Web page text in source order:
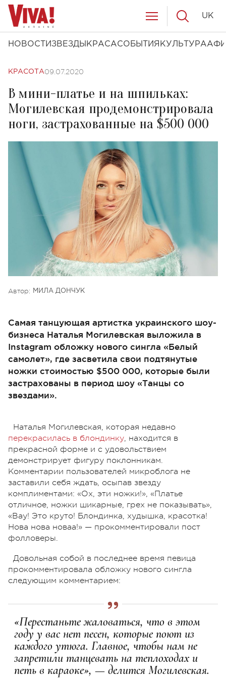
НОВОСТИ ЗВЕЗДЫ КРАСАСОБЫТИЯ КУЛЬТУРА
UK
КРАСОТА09.07.2020
В мини-платье и на шпильках:
Могилевская продемонстрировала
ноги, застрахованные на $500 000
Автор: МИЛА ДОНЧУК
Самая танцующая артистка украинского шоу-
бизнеса Наталья Могилевская выложила в
Instagram обложку нового сингла «Белый
самолет», где засветила свои подтянутые
ножки стоимостью $500 000, которые были
застрахованы в период шоу «Танцы со
звездами».
Наталья Могилевская, которая недавно
перекрасилась в блондинку, находится в
прекрасной форме и с удовольствием
демонстрирует фигуру поклонникам.
Комментарии пользователей микроблога не
заставили себя ждать, осыпав звезду
комплиментами: «Ох, эти ножки!», «Платье
отличное, ножки шикарные, грех не показывать»,
«Вау! Это круто! Блондинка, худышка, красотка!
Нова нова новаа!» — прокомментировали пост
фолловеры.
Довольная собой в последнее время певица
прокомментировала обложку нового сингла
следующим комментарием:
«Перестаньте жаловаться, что в этом
году у вас нет песен, которые поют из
каждого утюга. Главное, чтобы нам не
запретили танцевать на теплоходах и
петь в караоке», — делится Могилевская.